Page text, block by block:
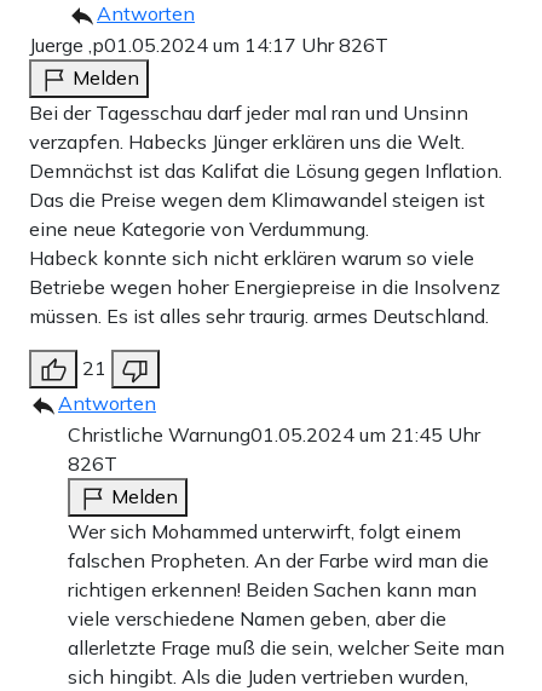
Antworten
Juerge ,p01.05.2024 um 14:17 Uhr826T
Melden
Bei der Tagesschau darf jeder mal ran und Unsinn
verzapfen. Habecks Jünger erklären uns die Welt.
Demnächst ist das Kalifat die Lösung gegen Inflation.
Das die Preise wegen dem Klimawandel steigen ist
eine neue Kategorie von Verdummung.
Habeck konnte sich nicht erklären warum so viele
Betriebe wegen hoher Energiepreise in die Insolvenz
müssen. Es ist alles sehr traurig. armes Deutschland.
21
Antworten
Christliche Warnung01.05.2024 um 21:45 Uhr
826T
Melden
Wer sich Mohammed unterwirft, folgt einem
falschen Propheten. An der Farbe wird man die
richtigen erkennen! Beiden Sachen kann man
viele verschiedene Namen geben, aber die
allerletzte Frage muß die sein, welcher Seite man
sich hingibt. Als die Juden vertrieben wurden,